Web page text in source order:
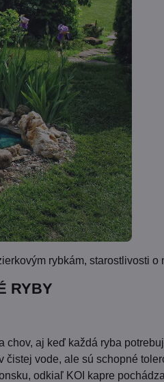
rybkám, starostlivosti o
RYBY
chov, aj keď každá ryba
čistej vode, ale sú schopné
odkiaľ KOI kapre